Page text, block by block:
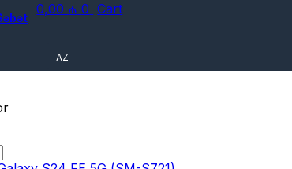
0,00 ₼ 0 Cart
AZ